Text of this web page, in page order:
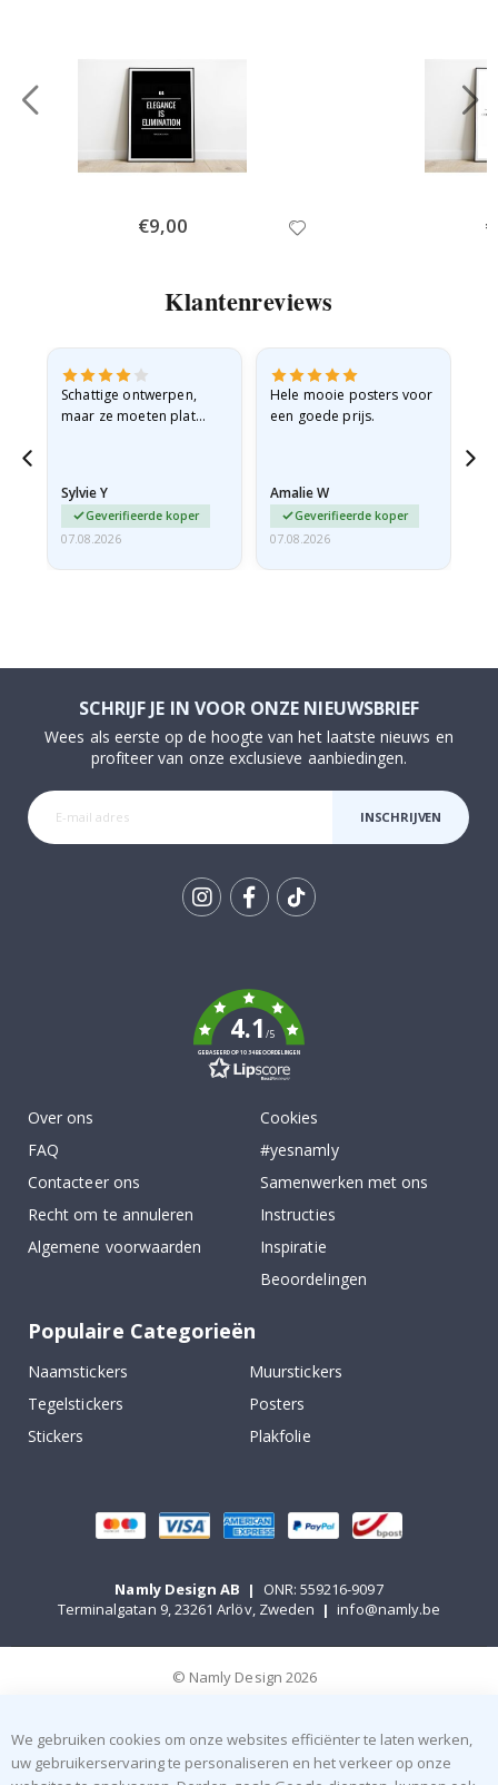
Special
Price
€9,00
Klantenreviews
Schattige ontwerpen,
maar ze moeten plat
beetje…
Sylvie Y
Geverifieerde koper
07.08.2026
Hele mooie posters voor
een goede prijs.
Amalie W
Geverifieerde koper
07.08.2026
SCHRIJF JE IN VOOR ONZE NIEUWSBRIEF
Wees als eerste op de hoogte van het laatste nieuws en
profiteer van onze exclusieve aanbiedingen.
INSCHRIJVEN
4.1/5
GEBASEERD OP 1034 BEOORDELINGEN
Over ons
FAQ
Contacteer ons
Recht om te annuleren
Algemene voorwaarden
Cookies
#yesnamly
Samenwerken met ons
Instructies
Inspiratie
Beoordelingen
Populaire Categorieën
Naamstickers
Muurstickers
Tegelstickers
Posters
Stickers
Plakfolie
Namly Design AB |
ONR: 559216-9097
Terminalgatan 9, 23261 Arlöv, Zweden | info@namly.be
© Namly Design 2026
We gebruiken cookies om onze websites efficiënter te laten werken,
uw gebruikerservaring te personaliseren en het verkeer op onze